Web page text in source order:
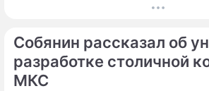
сбалансированный смартфон
Собянин рассказал об
разработке столичной
МКС